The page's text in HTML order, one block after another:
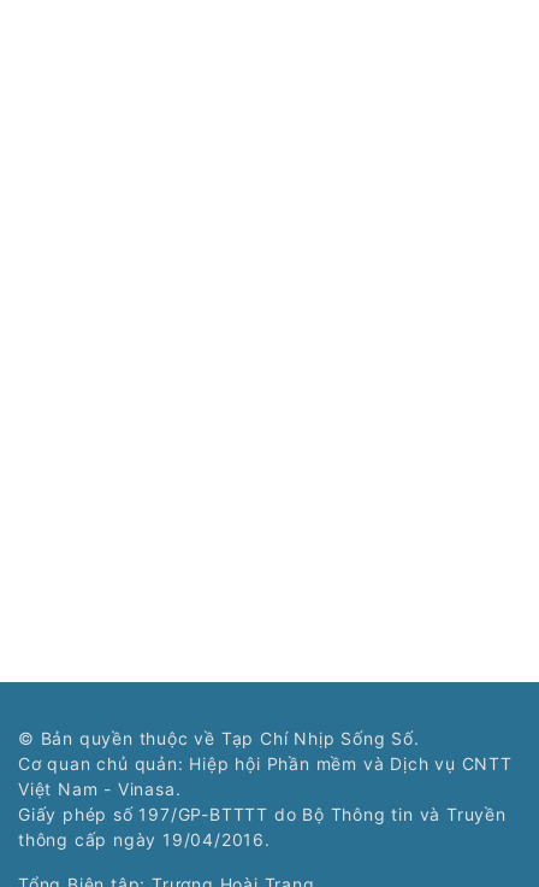
© Bản quyền thuộc về Tạp Chí Nhịp Sống Số.
Cơ quan chủ quản: Hiệp hội Phần mềm và Dịch vụ CNTT
Việt Nam - Vinasa.
Giấy phép số 197/GP-BTTTT do Bộ Thông tin và Truyền
thông cấp ngày 19/04/2016.